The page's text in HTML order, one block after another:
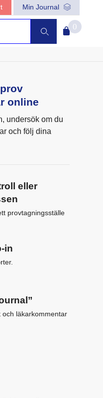
Min Journal
0
online
undersök om du
och följ dina
eller
provtagningsställe
in
och läkarkommentar